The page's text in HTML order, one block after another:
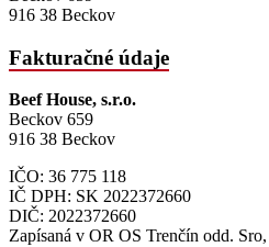
916 38 Beckov
Fakturačné údaje
Beef House, s.r.o.
Beckov 659
916 38 Beckov
IČO: 36 775 118
IČ DPH: SK 2022372660
DIČ: 2022372660
Zapísaná v OR OS Trenčín odd.